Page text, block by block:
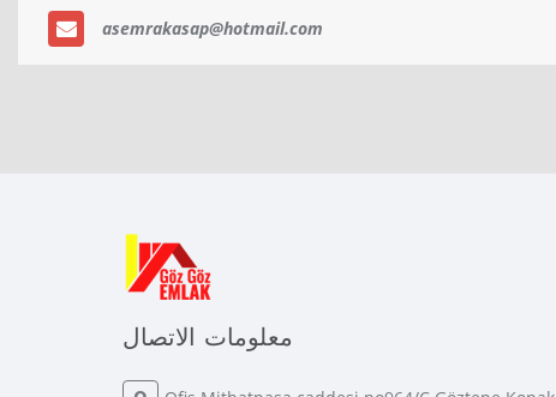
asemrakasap@hotmail.com
معلومات الاتصال